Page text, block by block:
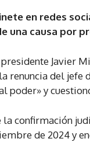
en redes
una causa por
Javier
renuncia del jefe
poder» y
la confirmación
de 2024 y